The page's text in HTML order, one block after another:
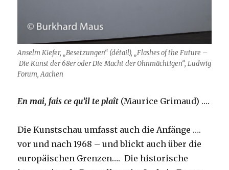
Anselm Kiefer, „Besetzungen“ (détail), „Flashes of the Future –
Die Kunst der 68er oder Die Macht der Ohnmächtigen“, Ludwig
Forum, Aachen
En mai, fais ce qu’il te plaît (Maurice Grimaud) ….
Die Kunstschau umfasst auch die Anfänge ….
vor und nach 1968 – und blickt auch über die
europäischen Grenzen…. Die historische